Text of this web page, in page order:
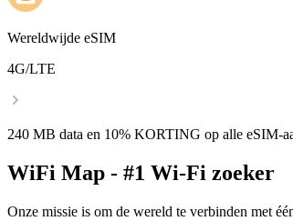
Wereldwijde eSIM
4G/LTE
240 MB data en 10% KORTING op alle eSIM-
WiFi Map - #1 Wi-Fi zoeker
Onze missie is om de wereld te verbinden met